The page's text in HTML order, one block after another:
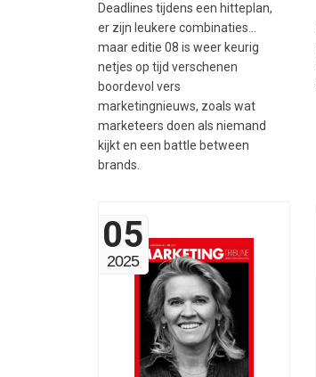
Deadlines tijdens een hitteplan,
er zijn leukere combinaties…
maar editie 08 is weer keurig
netjes op tijd verschenen
boordevol vers
marketingnieuws, zoals wat
marketeers doen als niemand
kijkt en een battle between
brands.
05
2025